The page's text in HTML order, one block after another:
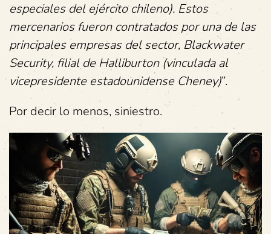
especiales del ejército chileno). Estos
mercenarios fueron contratados por una de las
principales empresas del sector, Blackwater
Security, filial de Halliburton (vinculada al
vicepresidente estadounidense Cheney)”.
Por decir lo menos, siniestro.